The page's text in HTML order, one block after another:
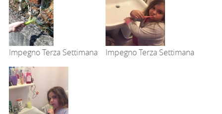
Impegno Terza Settimana Impegno Terza Settimana